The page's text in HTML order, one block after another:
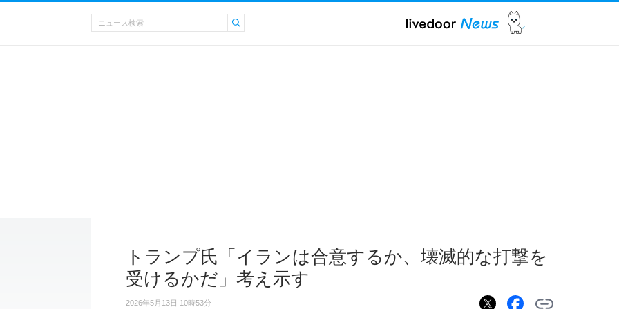
トランプ氏「イランは合意するか、壊滅的な打撃を
受けるかだ」考え示す
2026年5月13日 10時53分